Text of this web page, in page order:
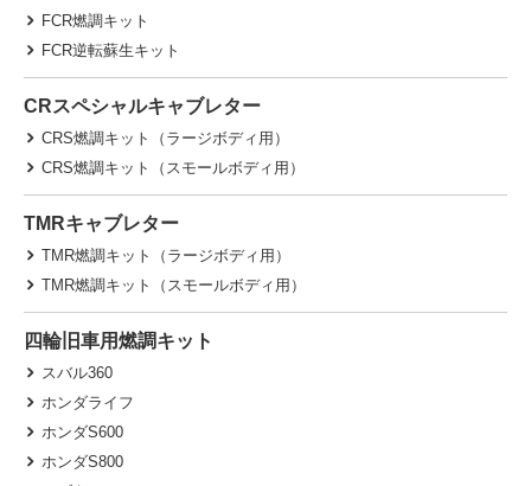
FCR燃調キット
FCR逆転蘇生キット
CRスペシャルキャブレター
CRS燃調キット（ラージボディ用）
CRS燃調キット（スモールボディ用）
TMRキャブレター
TMR燃調キット（ラージボディ用）
TMR燃調キット（スモールボディ用）
四輪旧車用燃調キット
スバル360
ホンダライフ
ホンダS600
ホンダS800